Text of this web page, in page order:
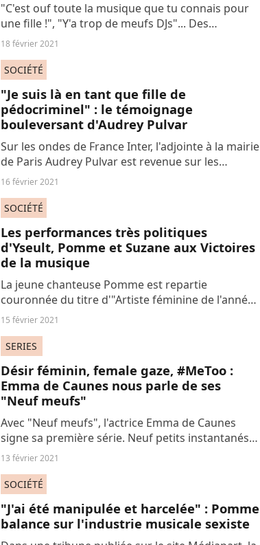
"C'est ouf toute la musique que tu connais pour
une fille !", "Y'a trop de meufs DJs"... Des
réflexions bien reloues comme celles-ci, il y en a
électronique....
18 février 2021
SOCIÉTÉ
"Je suis là en tant que fille de
pédocriminel" : le témoignage
bouleversant d'Audrey Pulvar
Sur les ondes de France Inter, l'adjointe à la mairie
de Paris Audrey Pulvar est revenue sur les
accusations de pédocriminalité dont fait l'objet
16 février 2021
SOCIÉTÉ
Les performances très politiques
d'Yseult, Pomme et Suzane aux Victoires
de la musique
La jeune chanteuse Pomme est repartie
couronnée du titre d'"Artiste féminine de l'année"
lors des Victoires de la musique au lendemain de
libération...
15 février 2021
SERIES
Désir féminin, female gaze, #MeToo :
Emma de Caunes nous parle de ses
"Neuf meufs"
Avec "Neuf meufs", l'actrice Emma de Caunes
signe sa première série. Neuf petits instantanés
dans la journée de neuf femmes à découvrir dès
13 février 2021
SOCIÉTÉ
"J'ai été manipulée et harcelée" : Pomme
balance sur l'industrie musicale sexiste